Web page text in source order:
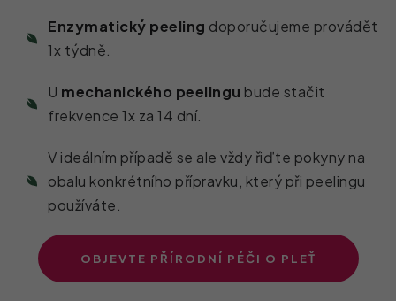
Enzymatický peeling doporučujeme provádět
1x týdně.
U mechanického peelingu bude stačit
frekvence 1x za 14 dní.
V ideálním případě se ale vždy řiďte pokyny na
obalu konkrétního přípravku, který při peelingu
používáte.
OBJEVTE PŘÍRODNÍ PÉČI O PLEŤ